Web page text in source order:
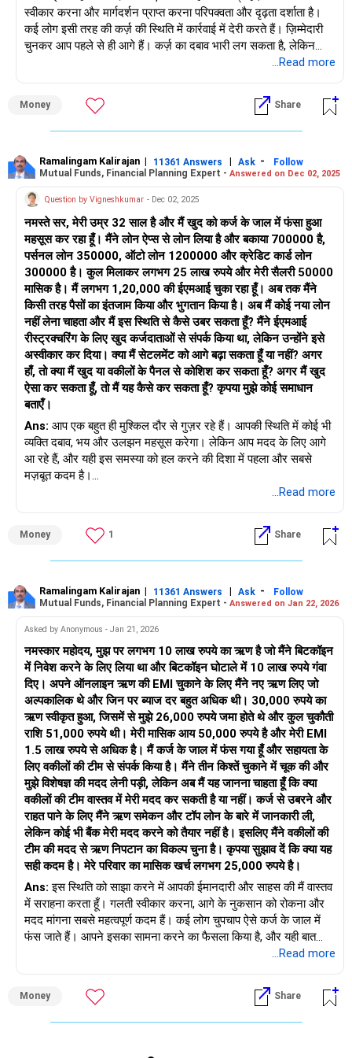
ऋणदाता आप पर दबाव डाल सकते हैं, लेकिन उत्पीड़न अवैध है।
अगर आपको रिकवरी एजेंटों से धमकियाँ मिलती हैं, तो शिकायत दर्ज करें।
मदद करते हैं।
पैसे बचाने के लिए जीवनशैली में बदलाव करें
खाना ऑर्डर करने के बजाय घर पर ही खाना बनाएँ।
कैब या बाइक के बजाय सार्वजनिक परिवहन का उपयोग करें।
अंतिम अंतर्दृष्टि
आपकी स्थिति कठिन है, लेकिन इसे अनुशासन से ठीक किया जा सकता है।
किसी भी कीमत पर नया ऋण लेने से बचें।
कम EMI के लिए ऋणदाताओं से बातचीत करें।
उच्च ब्याज से बचने के लिए पेडे लोन को जल्दी से जल्दी बंद करें।
पुनर्भुगतान में तेजी लाने के लिए अतिरिक्त आय स्रोत खोजें।
मानसिक रूप से मजबूत रहें और ज़रूरत पड़ने पर मुफ़्त कानूनी सहायता लें।
के. रामलिंगम, एमबीए, सीएफपी,
मुख्य वित्तीय योजनाकार,
www.holisticinvestment.in
स्वीकार करना और मार्गदर्शन प्राप्त करना परिपक्वता और दृढ़ता दर्शाता है।
कई लोग इसी तरह की कर्ज़ की स्थिति में कार्रवाई में देरी करते हैं। ज़िम्मेदारी
चुनकर आप पहले से ही आगे हैं। कर्ज़ का दबाव भारी लग सकता है, लेकिन
अनुशासन और सही योजना के साथ, आप इससे उबर सकते हैं। अपने परिवार
आपकी स्थिति पर विस्तार से विचार करें और इससे उबरने के व्यावहारिक उपायों
पर चर्चा करें।
आपका कुल कर्ज़ लगभग 25 लाख रुपये है। आपके पास 4 पर्सनल लोन और 2
क्रेडिट कार्ड हैं। आपका मासिक वेतन 55,000 रुपये है। लेकिन आपकी
ईएमआई कुल 85,000 रुपये है। यह अंतर स्पष्ट रूप से दर्शाता है कि आप किस
कर्ज़ चक्र में फँसे हुए हैं। आय और निकासी के बीच बेमेल के कारण पुनर्भुगतान
जारी रखना असंभव हो जाता है।
पिछले छह महीनों से, आपने ईएमआई का भुगतान नहीं किया है। ऋणदाता अब
नोटिस और वसूली के लिए कॉल भेज रहे हैं। आप पहले ही ऋणों के पुनर्गठन का
प्रयास कर चुके हैं, लेकिन ऋणदाता सहमत नहीं हुए। यह एक कठिन स्थिति है,
लेकिन निराशाजनक नहीं। सही क्रम में काम करके, आप ज़िम्मेदारी से इससे
बाहर आ सकते हैं।
"भावनात्मक पहलू को स्वीकार करें"
क़र्ज़ का तनाव सिर्फ़ आर्थिक ही नहीं होता; यह मानसिक शांति को भी गहराई से
प्रभावित करता है। लगातार फ़ोन कॉल, मुलाक़ातें और नोटिस चिंता पैदा करते
हैं। यह पारिवारिक जीवन और आत्मविश्वास को भी प्रभावित करता है। आप
इसमें अकेले नहीं हैं। कई लोग इसी तरह के संघर्षों से गुज़रते हैं। मायने यह
रखता है कि आप इससे कैसे उबरते हैं।
कृपया याद रखें - समस्या अस्थायी है। धैर्य और योजना के साथ, आप स्थिरता
का पुनर्निर्माण कर सकते हैं।
आप गोल्ड लोन लेने और लगभग 30% निपटान की पेशकश करने पर विचार
कर रहे हैं। यह एक त्वरित समाधान लग सकता है। लेकिन ऋण निपटान का
आपके क्रेडिट प्रोफ़ाइल पर दीर्घकालिक प्रभाव पड़ता है। जब आप पूरी राशि
से कम के ऋण का निपटान करते हैं, तो बैंक आपकी क्रेडिट रिपोर्ट में इसे
"निपटारा" के रूप में चिह्नित करता है।
"निपटारा" स्थिति नकारात्मक होती है। यह आपकी CIBIL रिपोर्ट में 7 साल तक
रहता है। इस दौरान, बैंक और NBFC नए ऋण या क्रेडिट कार्ड देने से
हिचकिचाते हैं। अगर वे मंज़ूरी भी दे देते हैं, तो ब्याज दर बहुत ज़्यादा होगी।
इसलिए, हालाँकि निपटान से अल्पकालिक राहत मिल सकती है, लेकिन यह
आपकी क्रेडिट स्थिति को गंभीर रूप से नुकसान पहुँचाता है। इसका इस्तेमाल
केवल अंतिम विकल्प के रूप में ही करना चाहिए, जब कोई और रास्ता न हो।
"ऋण निपटान का वास्तविक अर्थ समझना"
ऋण निपटान का अर्थ है कि ऋणदाता आपके ऋण को आपकी बकाया राशि से
कम पर बंद करने के लिए सहमत होता है। उदाहरण के लिए, यदि आपका कुल
बकाया 10 लाख रुपये है, तो वे 3 लाख से 4 लाख रुपये स्वीकार कर सकते हैं
और इसे "निपटारा" चिह्नित कर सकते हैं।
इससे आपका नाम क्रेडिट रिकॉर्ड से नहीं हटता। यह केवल यह दर्शाता है कि
संकेत देता है कि आपने एक बार चूक की है। यह आपके CIBIL स्कोर को काफ़ी
कम कर देता है, अक्सर 550 से नीचे।
लोन, और यहाँ तक कि अपने जीवनसाथी के लिए संयुक्त लोन भी। इसलिए,
...Read more
Money Share
Ramalingam Kalirajan | 11361 Answers | Ask -
Follow
Mutual Funds, Financial Planning Expert - Answered on Dec 02, 2025
Question by Vigneshkumar - Dec 02, 2025
नमस्ते सर, मेरी उम्र 32 साल है और मैं खुद को कर्ज के जाल में फंसा हुआ
महसूस कर रहा हूँ। मैंने लोन ऐप्स से लोन लिया है और बकाया 700000 है,
पर्सनल लोन 350000, ऑटो लोन 1200000 और क्रेडिट कार्ड लोन
300000 है। कुल मिलाकर लगभग 25 लाख रुपये और मेरी सैलरी 50000
मासिक है। मैं लगभग 1,20,000 की ईएमआई चुका रहा हूँ। अब तक मैंने
किसी तरह पैसों का इंतजाम किया और भुगतान किया है। अब मैं कोई नया लोन
नहीं लेना चाहता और मैं इस स्थिति से कैसे उबर सकता हूँ? मैंने ईएमआई
रीस्ट्रक्चरिंग के लिए खुद कर्जदाताओं से संपर्क किया था, लेकिन उन्होंने इसे
अस्वीकार कर दिया। क्या मैं सेटलमेंट को आगे बढ़ा सकता हूँ या नहीं? अगर
हाँ, तो क्या मैं खुद या वकीलों के पैनल से कोशिश कर सकता हूँ? अगर मैं खुद
ऐसा कर सकता हूँ, तो मैं यह कैसे कर सकता हूँ? कृपया मुझे कोई समाधान
बताएँ।
Ans: आप एक बहुत ही मुश्किल दौर से गुज़र रहे हैं। आपकी स्थिति में कोई भी
व्यक्ति दबाव, भय और उलझन महसूस करेगा। लेकिन आप मदद के लिए आगे
आ रहे हैं, और यही इस समस्या को हल करने की दिशा में पहला और सबसे
मज़बूत कदम है।
आपका वेतन: ₹50,000
आपकी ईएमआई का बोझ: ₹1,20,000
इसका मतलब है कि आपकी ईएमआई आपकी आय से दोगुनी से भी ज़्यादा है,
जिसे वहन करना असंभव है।
आप ऐसे ही नहीं चल सकते। यह आपकी आर्थिक स्थिति और मानसिक स्वास्थ्य
को बिगाड़ देगा।
आपको तुरंत सुधारात्मक कदम उठाने होंगे।
2. आप फँसे हुए क्यों महसूस करते हैं
– लोन ऐप्स से लिए गए लोन पर आमतौर पर बहुत ज़्यादा ब्याज लगता है
– पर्सनल लोन + ऑटो लोन + क्रेडिट कार्ड कई स्तरों पर दबाव बनाते हैं
– कई ईएमआई → अलग-अलग देय तिथियां → विलंब शुल्क → ज़्यादा तनाव
– मानसिक दबाव आपको और उधार लेने के लिए प्रेरित करता है → चक्र
अंतहीन हो जाता है
यह एक पारंपरिक कर्ज़ चक्र है, लेकिन अच्छी खबर यह है कि इससे बाहर
निकलने के व्यवस्थित तरीके हैं।
3. क्या आपको सेटलमेंट लेना चाहिए?
सेटलमेंट संभव है, लेकिन आपको इसके फायदे और नुकसान समझने होंगे:
– ईएमआई का दबाव कम हो जाता है
– आप कम राशि पर लोन चुकाते हैं
– आपको राहत मिलती है और आप अपनी ज़िंदगी फिर से शुरू कर सकते हैं
...Read more
Money 1 Share
Ramalingam Kalirajan | 11361 Answers | Ask -
Follow
Mutual Funds, Financial Planning Expert - Answered on Jan 22, 2026
Asked by Anonymous - Jan 21, 2026
नमस्कार महोदय, मुझ पर लगभग 10 लाख रुपये का ऋण है जो मैंने बिटकॉइन
में निवेश करने के लिए लिया था और बिटकॉइन घोटाले में 10 लाख रुपये गंवा
दिए। अपने ऑनलाइन ऋण की EMI चुकाने के लिए मैंने नए ऋण लिए जो
अल्पकालिक थे और जिन पर ब्याज दर बहुत अधिक थी। 30,000 रुपये का
ऋण स्वीकृत हुआ, जिसमें से मुझे 26,000 रुपये जमा होते थे और कुल चुकौती
राशि 51,000 रुपये थी। मेरी मासिक आय 50,000 रुपये है और मेरी EMI
1.5 लाख रुपये से अधिक है। मैं कर्ज के जाल में फंस गया हूँ और सहायता के
लिए वकीलों की टीम से संपर्क किया है। मैंने तीन किश्तें चुकाने में चूक की और
मुझे विशेषज्ञ की मदद लेनी पड़ी, लेकिन अब मैं यह जानना चाहता हूँ कि क्या
वकीलों की टीम वास्तव में मेरी मदद कर सकती है या नहीं। कर्ज से उबरने और
राहत पाने के लिए मैंने ऋण समेकन और टॉप लोन के बारे में जानकारी ली,
लेकिन कोई भी बैंक मेरी मदद करने को तैयार नहीं है। इसलिए मैंने वकीलों की
टीम की मदद से ऋण निपटान का विकल्प चुना है। कृपया सुझाव दें कि क्या यह
सही कदम है। मेरे परिवार का मासिक खर्च लगभग 25,000 रुपये है।
Ans: इस स्थिति को साझा करने में आपकी ईमानदारी और साहस की मैं वास्तव
में सराहना करता हूँ। गलती स्वीकार करना, आगे के नुकसान को रोकना और
मदद मांगना सबसे महत्वपूर्ण कदम हैं। कई लोग चुपचाप ऐसे कर्ज के जाल में
फंस जाते हैं। आपने इसका सामना करने का फैसला किया है, और यही बात
“आपकी वर्तमान वित्तीय स्थिति को समझना
“आपकी मासिक आय लगभग 50,000 रुपये है
“परिवार के खर्चे लगभग 25,000 रुपये हैं, जो आवश्यक हैं और इनमें बहुत
...Read more
Money Share